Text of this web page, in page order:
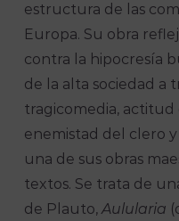
estructura de las
Europa. Su obra
contra la hipocresía
de la alta sociedad a
tragicomedia,
enemistad del clero y
una de sus obras
textos. Se trata de
de Plauto,Aulularia